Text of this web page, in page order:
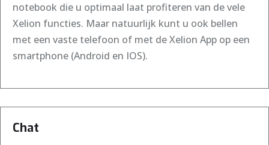
notebook die u optimaal laat profiteren van de vele
Xelion functies. Maar natuurlijk kunt u ook bellen
met een vaste telefoon of met de Xelion App op een
smartphone (Android en IOS).
Chat